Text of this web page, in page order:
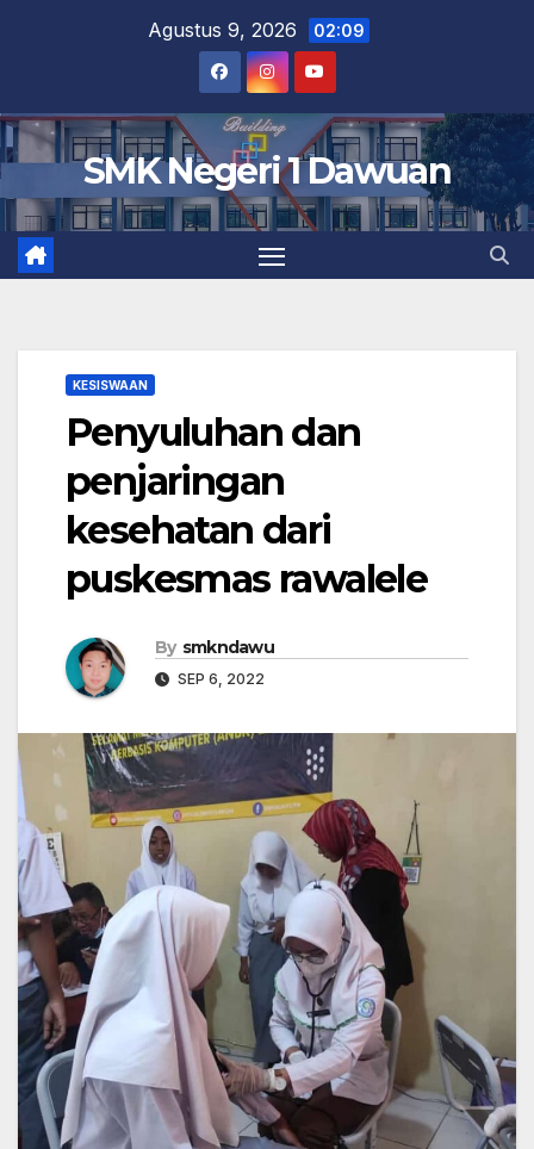
Agustus 9, 2026 02:09
SMK Negeri 1 Dawuan
KESISWAAN
Penyuluhan dan
penjaringan
kesehatan dari
puskesmas rawalele
By smkndawu
SEP 6, 2022